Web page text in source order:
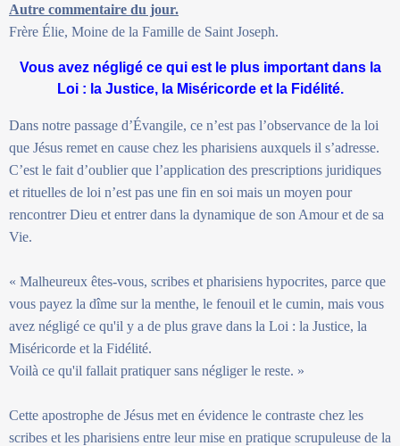
Autre commentaire du jour.
Frère Élie, Moine de la Famille de Saint Joseph.
Vous avez négligé ce qui est le plus important dans la
Loi : la Justice, la Miséricorde et la Fidélité.
Dans notre passage d’Évangile, ce n’est pas l’observance de la loi
que Jésus remet en cause chez les pharisiens auxquels il s’adresse.
C’est le fait d’oublier que l’application des prescriptions juridiques
et rituelles de loi n’est pas une fin en soi mais un moyen pour
rencontrer Dieu et entrer dans la dynamique de son Amour et de sa
Vie.
« Malheureux êtes-vous, scribes et pharisiens hypocrites, parce que
vous payez la dîme sur la menthe, le fenouil et le cumin, mais vous
avez négligé ce qu'il y a de plus grave dans la Loi : la Justice, la
Miséricorde et la Fidélité.
Voilà ce qu'il fallait pratiquer sans négliger le reste. »
Cette apostrophe de Jésus met en évidence le contraste chez les
scribes et les pharisiens entre leur mise en pratique scrupuleuse de la